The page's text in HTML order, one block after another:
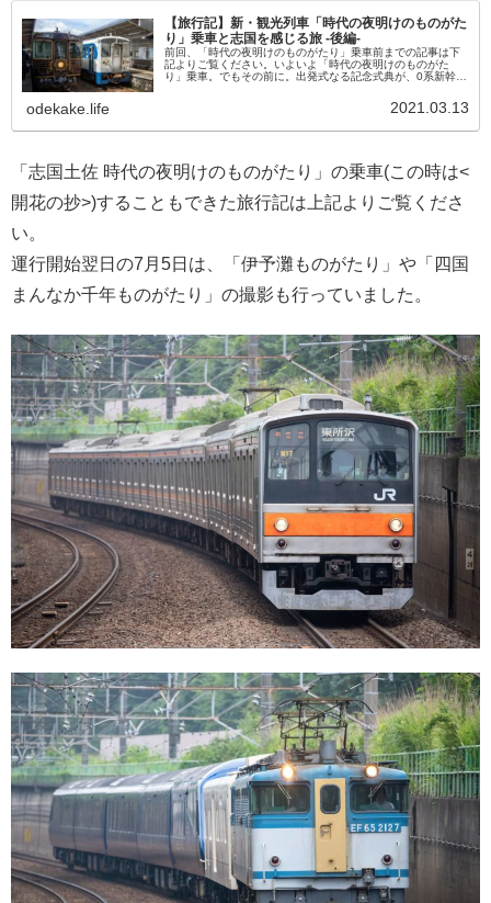
【旅行記】新・観光列車「時代の夜明けのものがた
り」乗車と志国を感じる旅 -後編-
前回、「時代の夜明けのものがたり」乗車前までの記事は下
記よりご覧ください。いよいよ「時代の夜明けのものがた
り」乗車。でもその前に。出発式なる記念式典が、0系新幹線
odekake.life 2021.03.13
「志国土佐 時代の夜明けのものがたり」の乗車(この時は<
開花の抄>)することもできた旅行記は上記よりご覧くださ
い。
運行開始翌日の7月5日は、「伊予灘ものがたり」や「四国
まんなか千年ものがたり」の撮影も行っていました。